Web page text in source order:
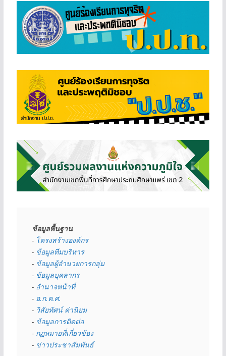
ข้อมูลพื้นฐาน
- โครงสร้างองค์กร
- ข้อมูลทีมบริหาร
- ข้อมูลผู้อำนวยการกลุ่ม
- ข้อมูลบุคลากร
- อำนาจหน้าที่
- อ.ก.ค.ศ.
- วิสัยทัศน์ ค่านิยม
- ข้อมูลการติดต่อ
- กฏหมายที่เกี่ยวข้อง
- ข่าวประชาสัมพันธ์